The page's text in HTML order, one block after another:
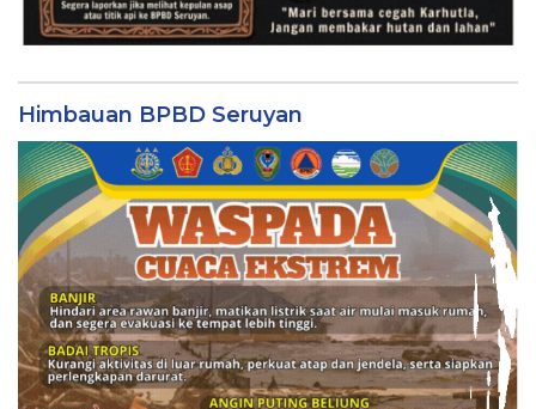
Himbauan BPBD Seruyan